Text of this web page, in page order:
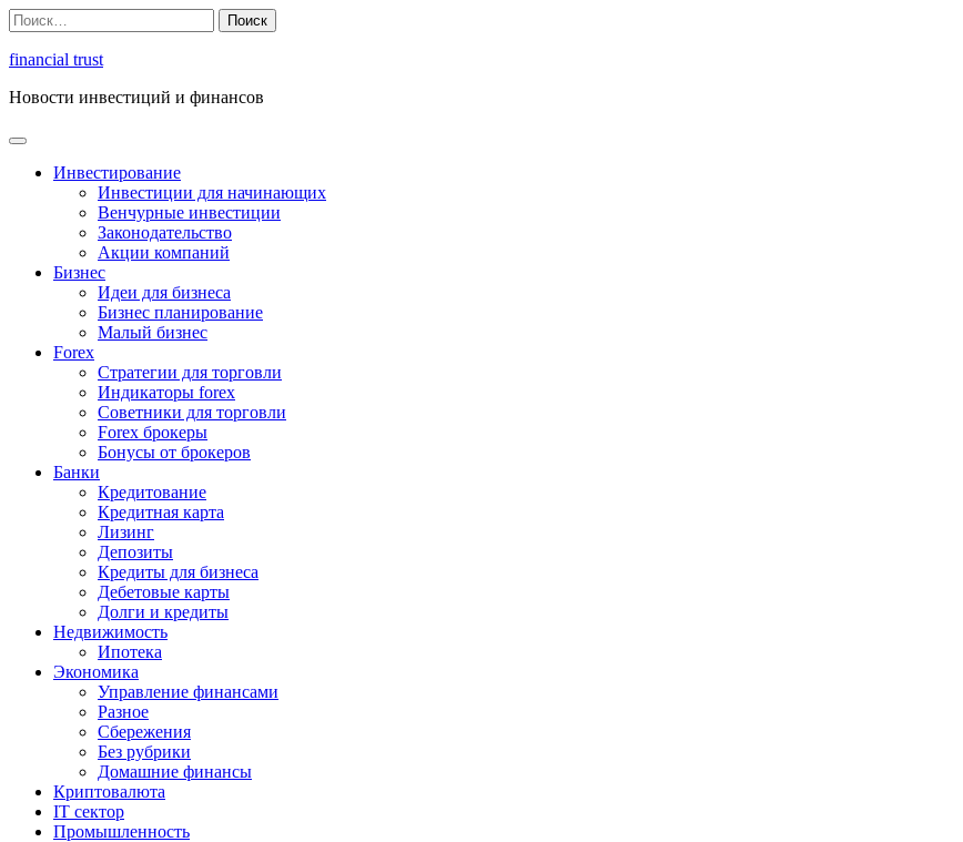
Перейти
к
содержимому
Найти:
financial trust
Новости инвестиций и финансов
Инвестирование
Инвестиции для начинающих
Венчурные инвестиции
Законодательство
Акции компаний
Бизнес
Идеи для бизнеса
Бизнес планирование
Малый бизнес
Forex
Стратегии для торговли
Индикаторы forex
Советники для торговли
Forex брокеры
Бонусы от брокеров
Банки
Кредитование
Кредитная карта
Лизинг
Депозиты
Кредиты для бизнеса
Дебетовые карты
Долги и кредиты
Недвижимость
Ипотека
Экономика
Управление финансами
Разное
Сбережения
Без рубрики
Домашние финансы
Криптовалюта
IT сектор
Промышленность